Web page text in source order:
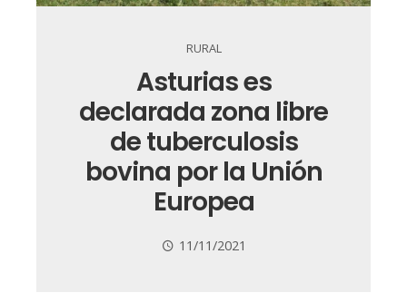
RURAL
Asturias es
declarada zona libre
de tuberculosis
bovina por la Unión
Europea
11/11/2021